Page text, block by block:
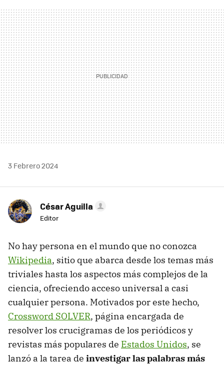
MAIL
3 Febrero 2024
César Aguilla
Editor
No hay persona en el mundo que no conozca
Wikipedia, sitio que abarca desde los temas más
triviales hasta los aspectos más complejos de la
ciencia, ofreciendo acceso universal a casi
cualquier persona. Motivados por este hecho,
Crossword SOLVER, página encargada de
resolver los crucigramas de los periódicos y
revistas más populares de Estados Unidos, se
lanzó a la tarea de investigar las palabras más